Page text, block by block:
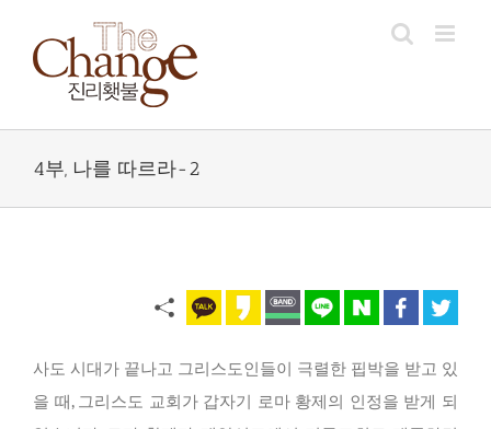
content
4부, 나를 따르라-2
사도 시대가 끝나고 그리스도인들이 극렬한 핍박을 받고 있
을 때, 그리스도 교회가 갑자기 로마 황제의 인정을 받게 되